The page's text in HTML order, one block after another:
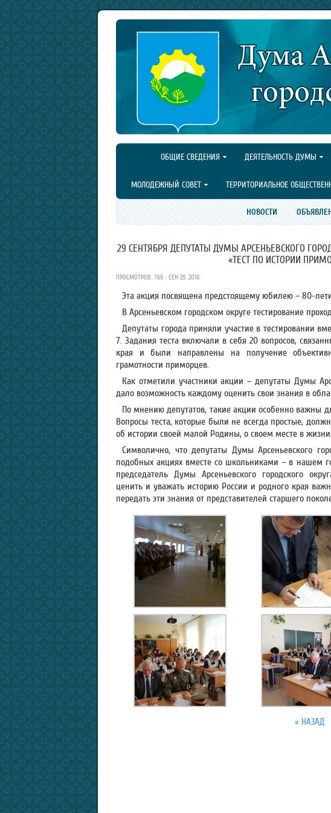
ОБЩИЕ СВЕДЕНИЯ ДЕЯТЕЛЬНОСТЬ ДУМЫ
МОЛОДЕЖНЫЙ СОВЕТ ТЕРРИТОРИАЛЬНОЕ
НОВОСТИ
29 СЕНТЯБРЯ ДЕПУТАТЫ ДУМЫ АРСЕНЬЕВСКОГО
«ТЕСТ ПО ИСТОРИИ
ПРОСМОТРОВ: 769 · СЕН 29, 2018
Эта акция посвящена предстоящему юбилею – 80-
В Арсеньевском городском округе тестирование
Депутаты города приняли участие в тестировании
7. Задания теста включали в себя 20 вопросов,
края и были направлены на получение
грамотности приморцев.
Как отметили участники акции – депутаты Думы
дало возможность каждому оценить свои знания в
По мнению депутатов, такие акции особенно важны
Вопросы теста, которые были не всегда простые,
об истории своей малой Родины, о своем месте в
Символично, что депутаты Думы Арсеньевского
подобных акциях вместе со школьниками – в нашем
председатель Думы Арсеньевского городского
ценить и уважать историю России и родного края
передать эти знания от представителей старшего
« НАЗАД